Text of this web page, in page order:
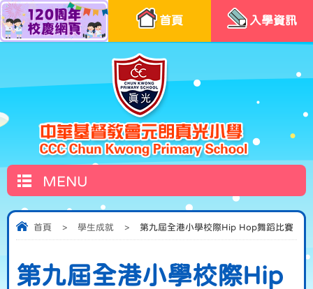
首頁 入學資訊
MENU
首頁 > 學生成就 > 第九屆全港小學校際Hip Hop舞蹈比賽
第九屆全港小學校際Hip